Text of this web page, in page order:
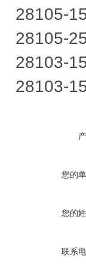
28105-
28105-
28103-
28103-
您的
您的
联系